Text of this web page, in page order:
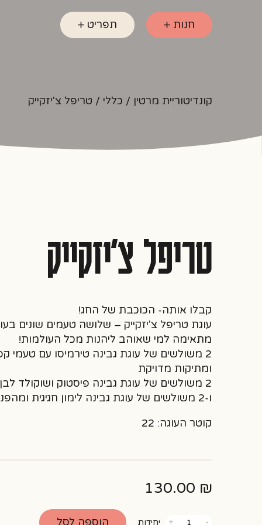
חנות תפריט
קונדיטוריית מרטין / כללי / טריפל צ'יזקייק
טריפל צ'יזקייק
קבלו אותה- הכוכבת של החג!
עוגת טריפל צ'יזקייק – שלושה טעמים שונים
מתאימה למי שאוהב ליהנות מכל העולמות!
2 משולשים של עוגת גבינה טירמיסו עם טעמי
ומתיקות מדויקת
2 משולשים של עוגת גבינה פיסטוק ושוקולד לבן מסחררת
ו-2 משולשים של עוגת גבינה לימון חגיגית ומהפנטת.
קוטר העוגה: 22
130.00 ₪
-
+ יחידות הוספה לסל